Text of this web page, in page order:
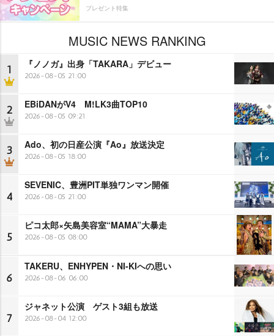
プレゼント特集
MUSIC NEWS RANKING
1 『ノノガ』出身「TAKARA」デビュー
2026-08-05 21:00
2 EBiDANがV4 M!LK3曲TOP10
2026-08-05 09:21
3 Ado、初の日産公演『Ao』放送決定
2026-08-05 18:00
4
SEVENIC、豊洲PIT単独ワンマン開催
2026-08-05 21:00
5
ピコ太郎×矢島美容室“MAMA”大暴走
2026-08-05 08:00
6
TAKERU、ENHYPEN・NI-KIへの思い
2026-08-06 06:00
7
ジャネット公演 ゲスト3組も放送
2026-08-04 12:00